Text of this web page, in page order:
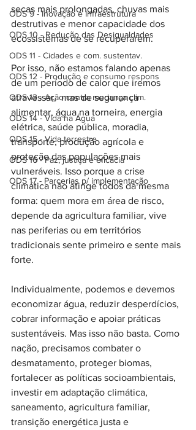
ODS 9 - Inovação e Infraestrutura
ODS 10 - Redução das Desigualdades
ODS 11 - Cidades e com. sustentav.
ODS 12 - Produção e consumo respons
ODS 13 - Ação contra mudança clim.
ODS 14 - Vida na Água
ODS 15 - Vida terrestre
ODS 16 - Paz, justiça e eficácia
ODS 17 - Parcerias p/ implementação
secas mais prolongadas, chuvas mais
destrutivas e menor capacidade dos
ecossistemas de se recuperarem.
Por isso, não estamos falando apenas
de um período de calor que iremos
atravessar,  mas de segurança
alimentar, água na torneira, energia
elétrica, saúde pública, moradia,
transporte, produção agrícola e
proteção das populações mais
vulneráveis. Isso porque a crise
climática não atinge todos da mesma
forma: quem mora em área de risco,
depende da agricultura familiar, vive
nas periferias ou em territórios
tradicionais sente primeiro e sente mais
forte.
Individualmente, podemos e devemos
economizar água, reduzir desperdícios,
cobrar informação e apoiar práticas
sustentáveis. Mas isso não basta. Como
nação, precisamos combater o
desmatamento, proteger biomas,
fortalecer as políticas socioambientais,
investir em adaptação climática,
saneamento, agricultura familiar,
transição energética justa e